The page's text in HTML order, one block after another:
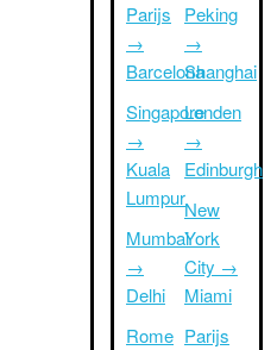
Parijs
→
Barcelona
Singapore
→
Kuala
Lumpur
Mumbai
→
Delhi
Rome
Peking
→
Shanghai
Londen
→
Edinburgh
New
York
City →
Miami
Parijs